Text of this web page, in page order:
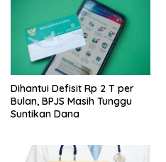
Dihantui Defisit Rp 2 T per
Bulan, BPJS Masih Tunggu
Suntikan Dana